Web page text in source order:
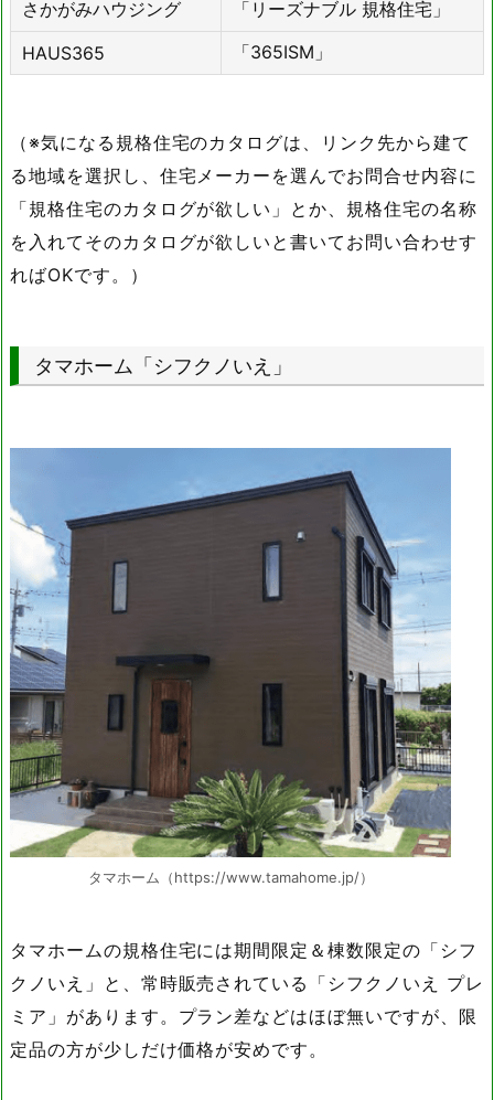
さかがみハウジング
「リーズナブル 規格住宅」
HAUS365
「365ISM」
（※気になる規格住宅のカタログは、リンク先から建て
る地域を選択し、住宅メーカーを選んでお問合せ内容に
「規格住宅のカタログが欲しい」とか、規格住宅の名称
を入れてそのカタログが欲しいと書いてお問い合わせす
ればOKです。）
タマホーム「シフクノいえ」
タマホーム（https://www.tamahome.jp/）
タマホームの規格住宅には期間限定＆棟数限定の「シフ
クノいえ」と、常時販売されている「シフクノいえ プレ
ミア」があります。プラン差などはほぼ無いですが、限
定品の方が少しだけ価格が安めです。